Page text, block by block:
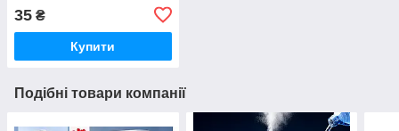
35 ₴
Купити
Подібні товари компанії